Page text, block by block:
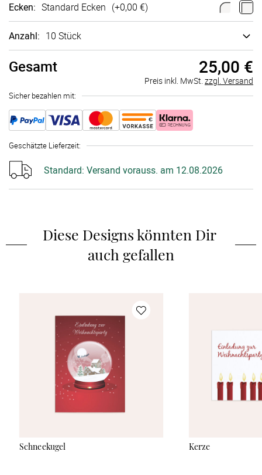
Ecken: Standard Ecken (+0,00 €)
Anzahl: 10 Stück
Gesamt 25,00 €
Preis inkl. MwSt. zzgl. Versand
Sicher bezahlen mit:
Geschätzte Lieferzeit:
Standard: Versand vorauss. am 12.08.2026
Diese Designs könnten Dir
auch gefallen
Schneekugel Kerze